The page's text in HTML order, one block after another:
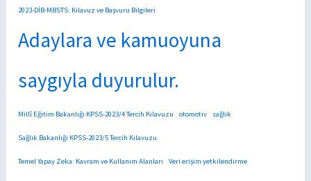
2023-DİB-MBSTS: Kılavuz ve Başvuru Bilgileri
Adaylara ve kamuoyuna
saygıyla duyurulur.
Millî Eğitim Bakanlığı KPSS-2023/4 Tercih Kılavuzu otomotiv sağlık
Sağlık Bakanlığı KPSS-2023/5 Tercih Kılavuzu
Temel Yapay Zeka: Kavram ve Kullanım Alanları Veri erişim yetkilendirme